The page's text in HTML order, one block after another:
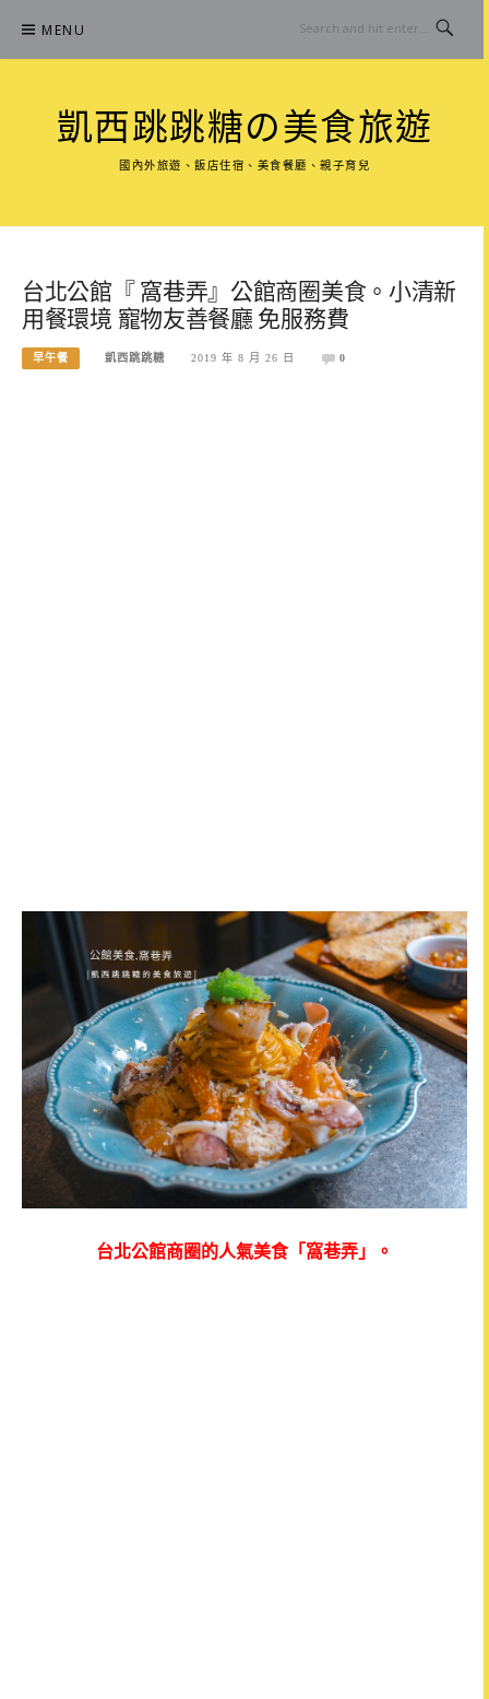
content
MENU
凱西跳跳糖の美食旅遊
國內外旅遊、飯店住宿、美食餐廳、親子育兒
台北公館『 窩巷弄』公館商圈美食。小清新
用餐環境 寵物友善餐廳 免服務費
早午餐 凱西跳跳糖 2019 年 8 月 26 日 0
台北公館商圈的人氣美食「窩巷弄」。